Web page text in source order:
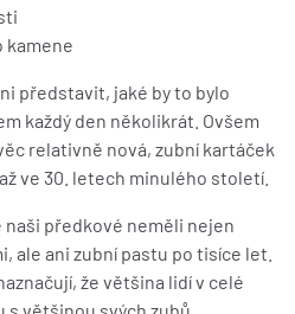
kamene
představit, jaké by to bylo
každý den několikrát. Ovšem
relativně nová, zubní kartáček
ve 30. letech minulého století.
předkové neměli nejen
ale ani zubní pastu po tisíce let.
že většina lidí v celé